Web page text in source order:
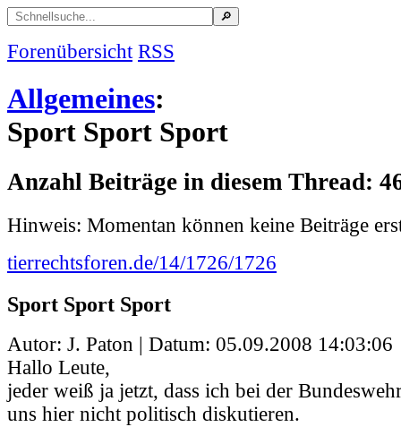
Forenübersicht RSS
Allgemeines:
Sport Sport Sport
Anzahl Beiträge in diesem Thread:
Hinweis: Momentan können keine Beiträge
tierrechtsforen.de/14/1726/1726
Sport Sport Sport
Autor: J. Paton | Datum: 05.09.2008 14:03:06
Hallo Leute,
jeder weiß ja jetzt, dass ich bei der
uns hier nicht politisch diskutieren.